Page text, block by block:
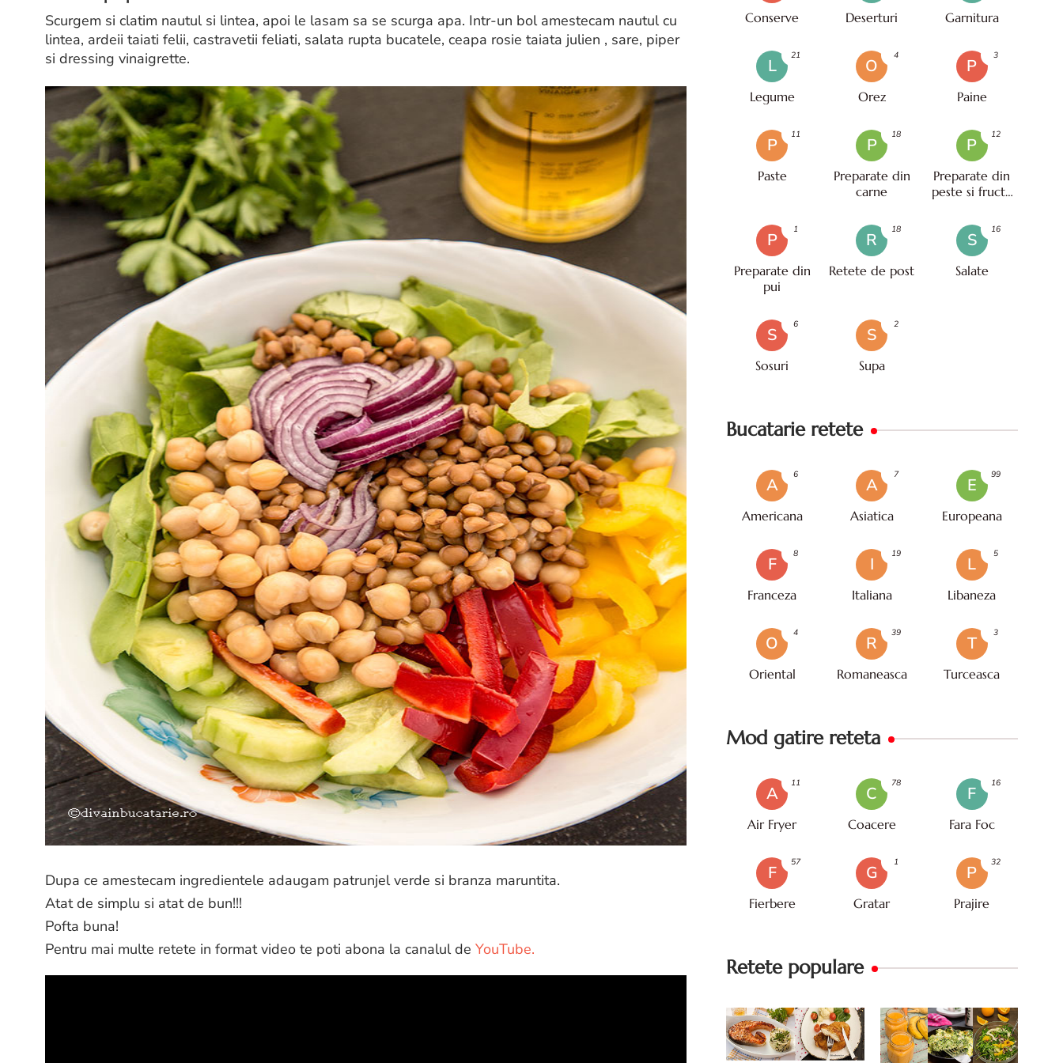
Scurgem si clatim nautul si lintea, apoi le lasam sa se scurga apa. Intr-un bol amestecam nautul cu
lintea, ardeii taiati felii, castravetii feliati, salata rupta bucatele, ceapa rosie taiata julien , sare, piper
si dressing vinaigrette.
Dupa ce amestecam ingredientele adaugam patrunjel verde si branza maruntita.
Atat de simplu si atat de bun!!!
Pofta buna!
Pentru mai multe retete in format video te poti abona la canalul de YouTube.
Conserve Deserturi Garnitura
L
Legume
21
O
Orez
4
P
Paine
3
P
Paste
11
P
Preparate din
carne
18
P
Preparate din
peste si fructe
12
P
Preparate din
pui
1
R
Retete de post
18
S
Salate
16
S
Sosuri
6
S
Supa
2
Bucatarie retete
A
Americana
6
A
Asiatica
7
E
Europeana
99
F
Franceza
8
I
Italiana
19
L
Libaneza
5
O
Oriental
4
R
Romaneasca
39
T
Turceasca
3
Mod gatire reteta
A
Air Fryer
11
C
Coacere
78
F
Fara Foc
16
F
Fierbere
57
G
Gratar
1
P
Prajire
32
Retete populare